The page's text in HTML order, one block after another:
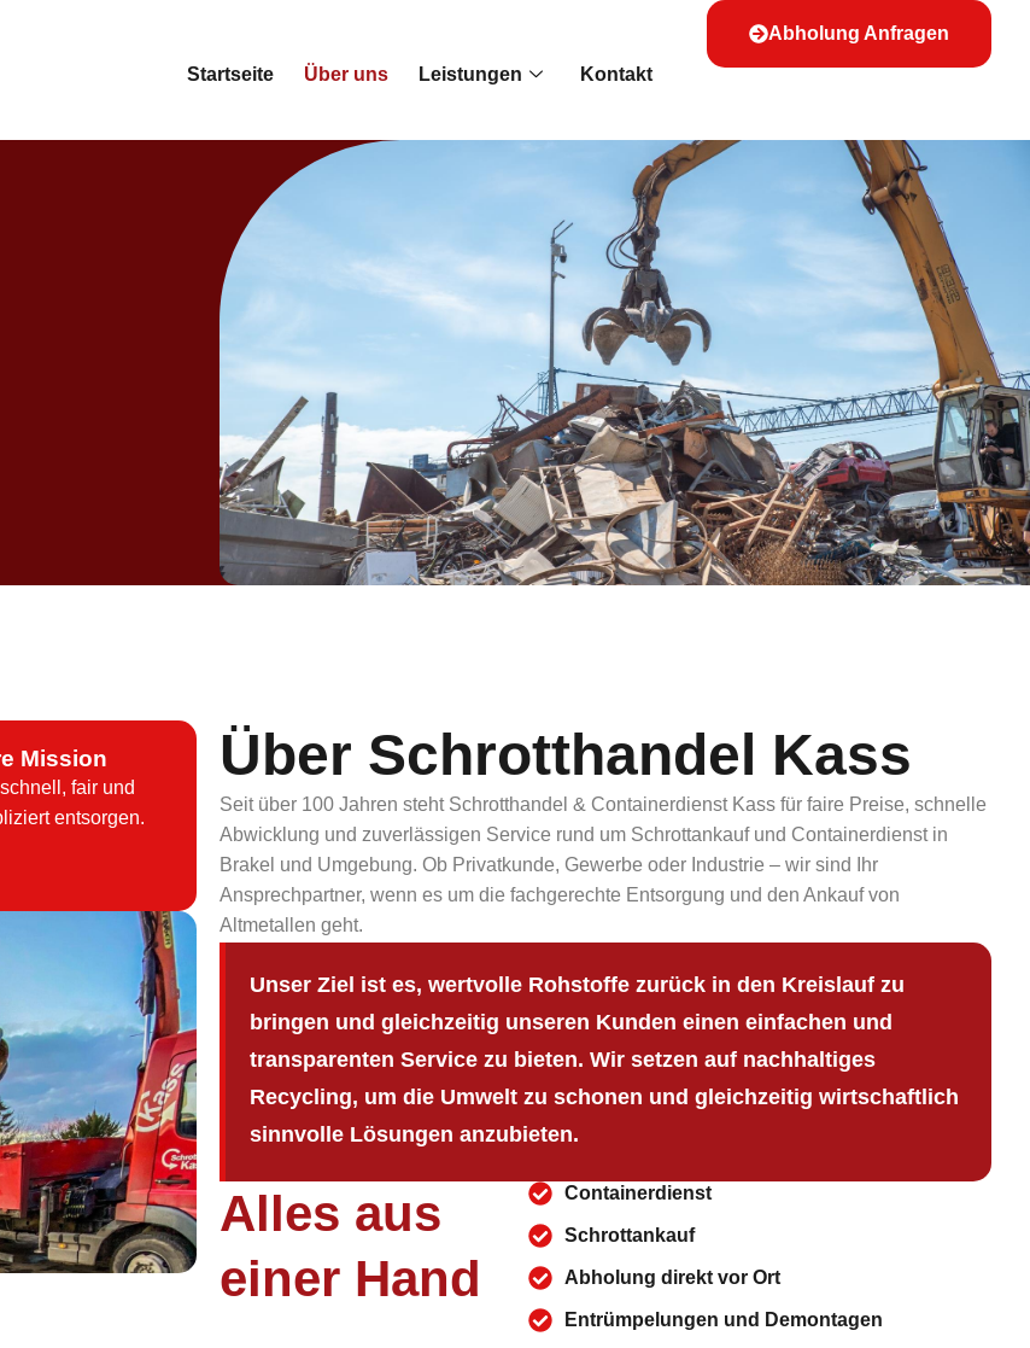
Startseite Über uns Leistungen Kontakt
Abholung Anfragen
Mission
fair und
entsorgen.
Über Schrotthandel Kass
Seit über 100 Jahren steht Schrotthandel & Containerdienst Kass für faire Preise, schnelle
Abwicklung und zuverlässigen Service rund um Schrottankauf und Containerdienst in
Brakel und Umgebung. Ob Privatkunde, Gewerbe oder Industrie – wir sind Ihr
Ansprechpartner, wenn es um die fachgerechte Entsorgung und den Ankauf von
Altmetallen geht.
Unser Ziel ist es, wertvolle Rohstoffe zurück in den Kreislauf zu
bringen und gleichzeitig unseren Kunden einen einfachen und
transparenten Service zu bieten. Wir setzen auf nachhaltiges
Recycling, um die Umwelt zu schonen und gleichzeitig wirtschaftlich
sinnvolle Lösungen anzubieten.
Alles aus
einer Hand
Containerdienst
Schrottankauf
Abholung direkt vor Ort
Entrümpelungen und Demontagen